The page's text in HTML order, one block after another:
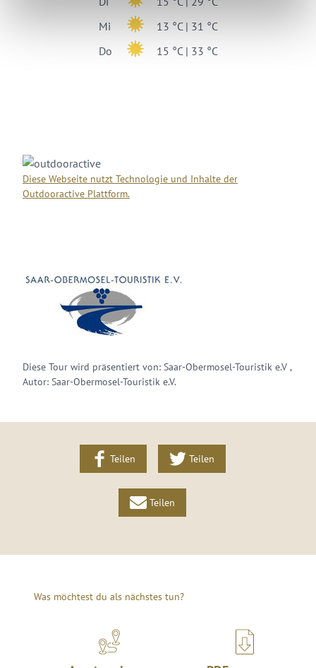
Mi
13 °C | 31 °C
Do
15 °C | 33 °C
Diese Webseite nutzt Technologie und Inhalte der
Outdooractive Plattform.
Diese Tour wird präsentiert von: Saar-Obermosel-Touristik e.V ,
Autor: Saar-Obermosel-Touristik e.V.
Teilen Teilen
Teilen
Was möchtest du als nächstes tun?